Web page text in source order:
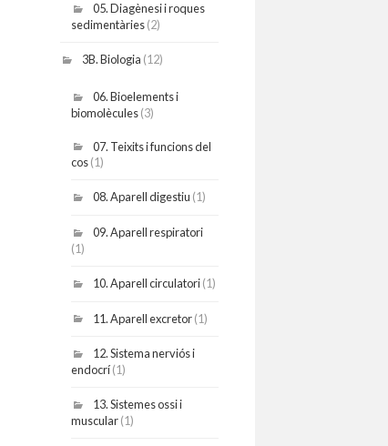
05. Diagènesi i roques
sedimentàries(2)
3B. Biologia (12)
06. Bioelements i
biomolècules(3)
07. Teixits i funcions del
cos(1)
08. Aparell digestiu (1)
09. Aparell respiratori
(1)
10. Aparell circulatori(1)
11. Aparell excretor(1)
12. Sistema nerviós i
endocrí(1)
13. Sistemes ossi i
muscular(1)